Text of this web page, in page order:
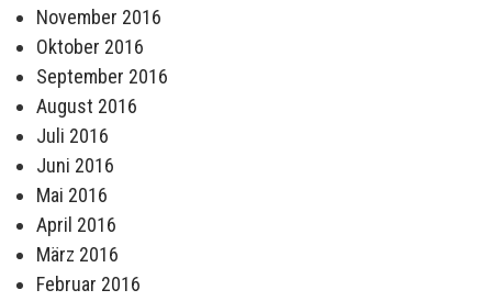
November 2016
Oktober 2016
September 2016
August 2016
Juli 2016
Juni 2016
Mai 2016
April 2016
März 2016
Februar 2016